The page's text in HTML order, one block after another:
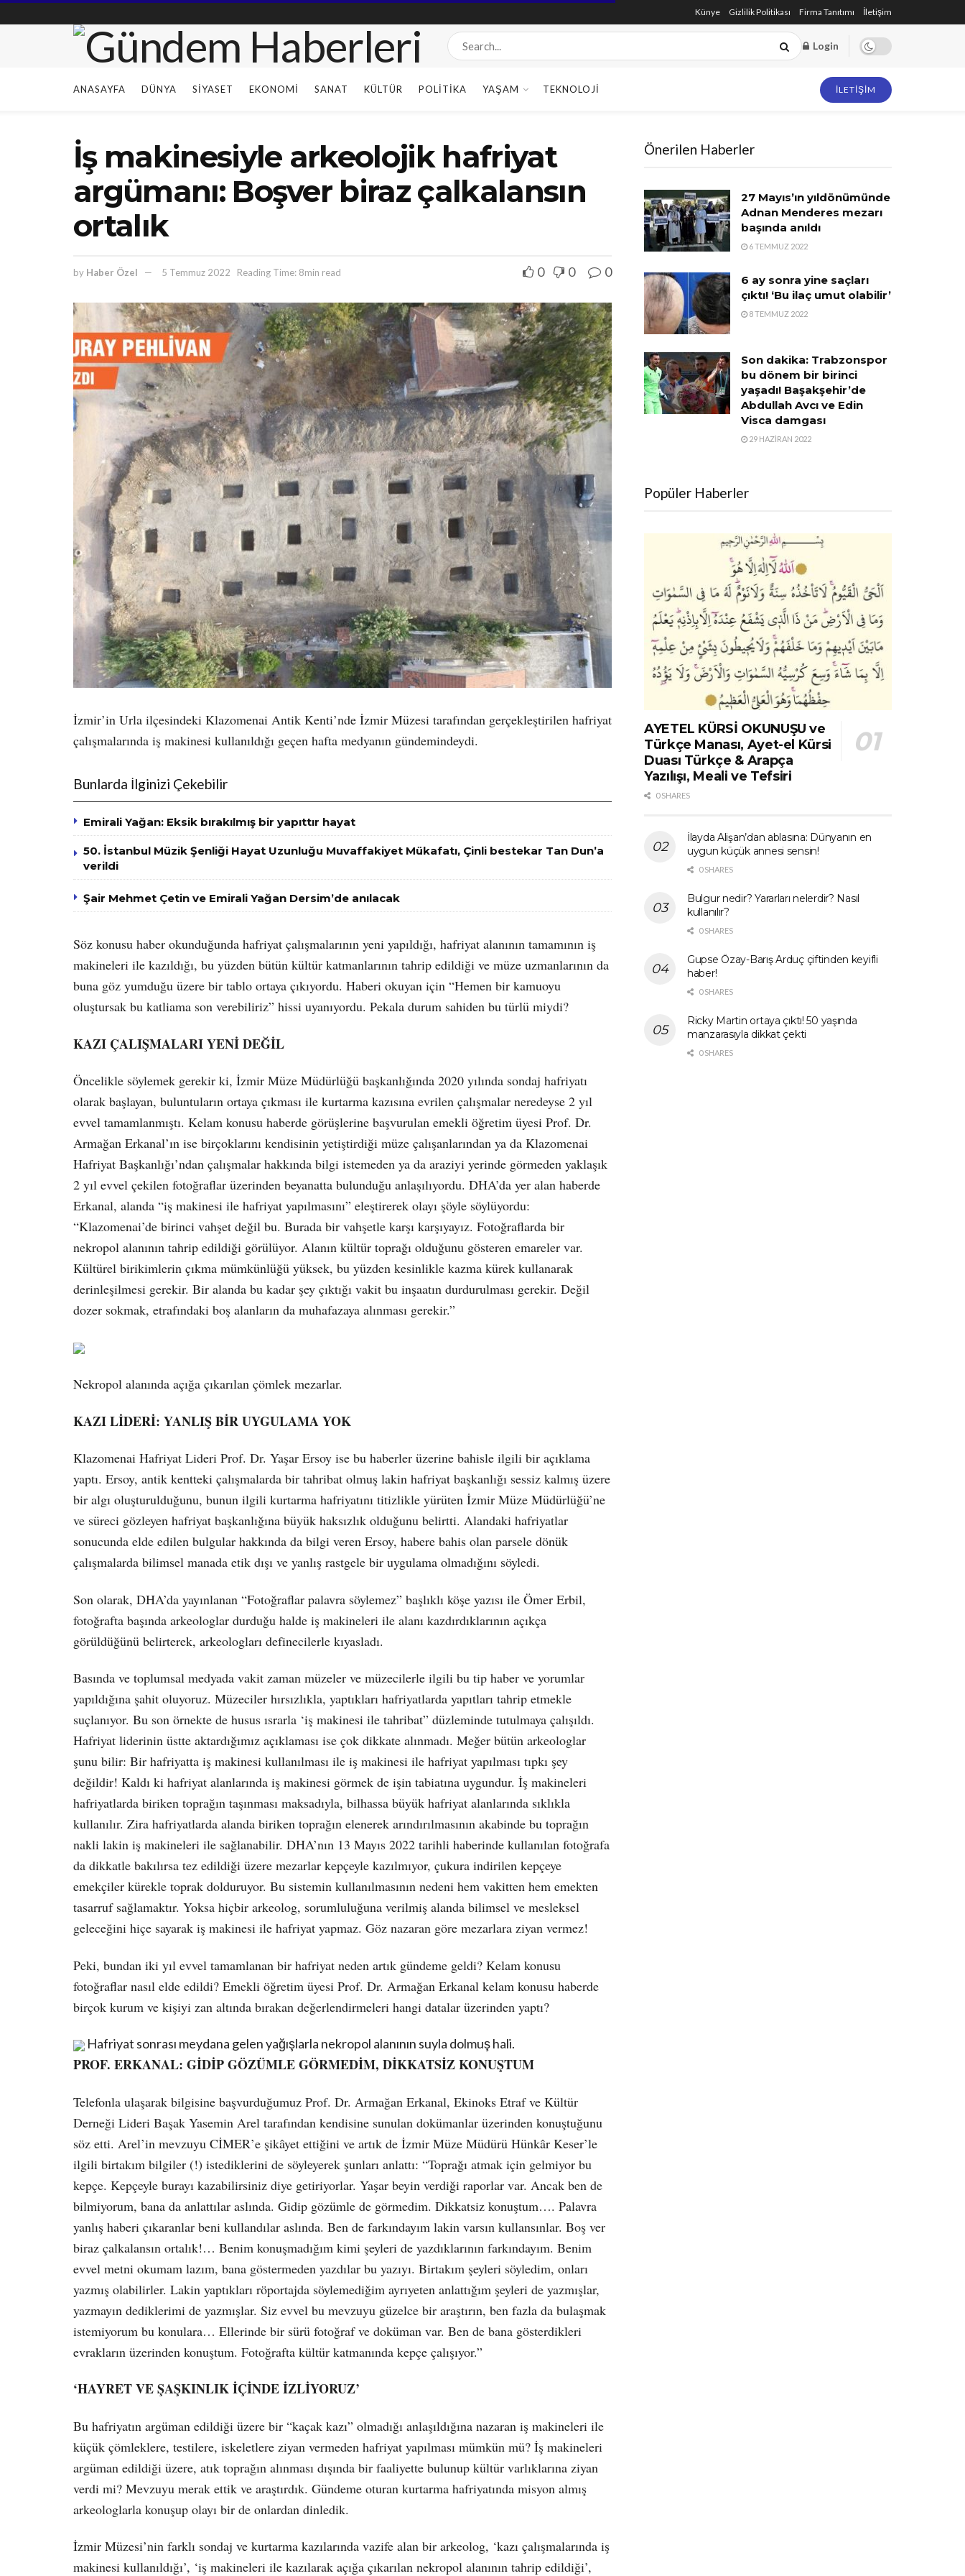
Künye Gizlilik Politikası Firma Tanıtımı İletişim
Login
ANASAYFA DÜNYA SIYASET EKONOMI SANAT KÜLTÜR POLITIKA YAŞAM TEKNOLOJI İLETIŞIM
İş makinesiyle arkeolojik hafriyat
argümanı: Boşver biraz çalkalansın
ortalık
by Haber Özel 5 Temmuz 2022 Reading Time: 8min read 0 0 0
İzmir’in Urla ilçesindeki Klazomenai Antik Kenti’nde İzmir Müzesi tarafından gerçekleştirilen hafriyat
çalışmalarında iş makinesi kullanıldığı geçen hafta medyanın gündemindeydi.
Bunlarda İlginizi Çekebilir
Emirali Yağan: Eksik bırakılmış bir yapıttır hayat
50. İstanbul Müzik Şenliği Hayat Uzunluğu Muvaffakiyet Mükafatı, Çinli bestekar Tan Dun’a
verildi
Şair Mehmet Çetin ve Emirali Yağan Dersim’de anılacak
Söz konusu haber okunduğunda hafriyat çalışmalarının yeni yapıldığı, hafriyat alanının tamamının iş
makineleri ile kazıldığı, bu yüzden bütün kültür katmanlarının tahrip edildiği ve müze uzmanlarının da
buna göz yumduğu üzere bir tablo ortaya çıkıyordu. Haberi okuyan için “Hemen bir kamuoyu
oluştursak bu katliama son verebiliriz” hissi uyanıyordu. Pekala durum sahiden bu türlü miydi?
KAZI ÇALIŞMALARI YENİ DEĞİL
Öncelikle söylemek gerekir ki, İzmir Müze Müdürlüğü başkanlığında 2020 yılında sondaj hafriyatı
olarak başlayan, buluntuların ortaya çıkması ile kurtarma kazısına evrilen çalışmalar neredeyse 2 yıl
evvel tamamlanmıştı. Kelam konusu haberde görüşlerine başvurulan emekli öğretim üyesi Prof. Dr.
Armağan Erkanal’ın ise birçoklarını kendisinin yetiştirdiği müze çalışanlarından ya da Klazomenai
Hafriyat Başkanlığı’ndan çalışmalar hakkında bilgi istemeden ya da araziyi yerinde görmeden yaklaşık
2 yıl evvel çekilen fotoğraflar üzerinden beyanatta bulunduğu anlaşılıyordu. DHA’da yer alan haberde
Erkanal, alanda “iş makinesi ile hafriyat yapılmasını” eleştirerek olayı şöyle söylüyordu:
“Klazomenai’de birinci vahşet değil bu. Burada bir vahşetle karşı karşıyayız. Fotoğraflarda bir
nekropol alanının tahrip edildiği görülüyor. Alanın kültür toprağı olduğunu gösteren emareler var.
Kültürel birikimlerin çıkma mümkünlüğü yüksek, bu yüzden kesinlikle kazma kürek kullanarak
derinleşilmesi gerekir. Bir alanda bu kadar şey çıktığı vakit bu inşaatın durdurulması gerekir. Değil
dozer sokmak, etrafındaki boş alanların da muhafazaya alınması gerekir.”
Nekropol alanında açığa çıkarılan çömlek mezarlar.
KAZI LİDERİ: YANLIŞ BİR UYGULAMA YOK
Klazomenai Hafriyat Lideri Prof. Dr. Yaşar Ersoy ise bu haberler üzerine bahisle ilgili bir açıklama
yaptı. Ersoy, antik kentteki çalışmalarda bir tahribat olmuş lakin hafriyat başkanlığı sessiz kalmış üzere
bir algı oluşturulduğunu, bunun ilgili kurtarma hafriyatını titizlikle yürüten İzmir Müze Müdürlüğü’ne
ve süreci gözleyen hafriyat başkanlığına büyük haksızlık olduğunu belirtti. Alandaki hafriyatlar
sonucunda elde edilen bulgular hakkında da bilgi veren Ersoy, habere bahis olan parsele dönük
çalışmalarda bilimsel manada etik dışı ve yanlış rastgele bir uygulama olmadığını söyledi.
Son olarak, DHA’da yayınlanan “Fotoğraflar palavra söylemez” başlıklı köşe yazısı ile Ömer Erbil,
fotoğrafta başında arkeologlar durduğu halde iş makineleri ile alanı kazdırdıklarının açıkça
görüldüğünü belirterek, arkeologları definecilerle kıyasladı.
Basında ve toplumsal medyada vakit zaman müzeler ve müzecilerle ilgili bu tip haber ve yorumlar
yapıldığına şahit oluyoruz. Müzeciler hırsızlıkla, yaptıkları hafriyatlarda yapıtları tahrip etmekle
suçlanıyor. Bu son örnekte de husus ısrarla ‘iş makinesi ile tahribat” düzleminde tutulmaya çalışıldı.
Hafriyat liderinin üstte aktardığımız açıklaması ise çok dikkate alınmadı. Meğer bütün arkeologlar
şunu bilir: Bir hafriyatta iş makinesi kullanılması ile iş makinesi ile hafriyat yapılması tıpkı şey
değildir! Kaldı ki hafriyat alanlarında iş makinesi görmek de işin tabiatına uygundur. İş makineleri
hafriyatlarda biriken toprağın taşınması maksadıyla, bilhassa büyük hafriyat alanlarında sıklıkla
kullanılır. Zira hafriyatlarda alanda biriken toprağın elenerek arındırılmasının akabinde bu toprağın
nakli lakin iş makineleri ile sağlanabilir. DHA’nın 13 Mayıs 2022 tarihli haberinde kullanılan fotoğrafa
da dikkatle bakılırsa tez edildiği üzere mezarlar kepçeyle kazılmıyor, çukura indirilen kepçeye
emekçiler kürekle toprak dolduruyor. Bu sistemin kullanılmasının nedeni hem vakitten hem emekten
tasarruf sağlamaktır. Yoksa hiçbir arkeolog, sorumluluğuna verilmiş alanda bilimsel ve mesleksel
geleceğini hiçe sayarak iş makinesi ile hafriyat yapmaz. Göz nazaran göre mezarlara ziyan vermez!
Peki, bundan iki yıl evvel tamamlanan bir hafriyat neden artık gündeme geldi? Kelam konusu
fotoğraflar nasıl elde edildi? Emekli öğretim üyesi Prof. Dr. Armağan Erkanal kelam konusu haberde
birçok kurum ve kişiyi zan altında bırakan değerlendirmeleri hangi datalar üzerinden yaptı?
Hafriyat sonrası meydana gelen yağışlarla nekropol alanının suyla dolmuş hali.
PROF. ERKANAL: GİDİP GÖZÜMLE GÖRMEDİM, DİKKATSİZ KONUŞTUM
Telefonla ulaşarak bilgisine başvurduğumuz Prof. Dr. Armağan Erkanal, Ekinoks Etraf ve Kültür
Derneği Lideri Başak Yasemin Arel tarafından kendisine sunulan dokümanlar üzerinden konuştuğunu
söz etti. Arel’in mevzuyu CİMER’e şikâyet ettiğini ve artık de İzmir Müze Müdürü Hünkâr Keser’le
ilgili birtakım bilgiler (!) istediklerini de söyleyerek şunları anlattı: “Toprağı atmak için gelmiyor bu
kepçe. Kepçeyle burayı kazabilirsiniz diye getiriyorlar. Yaşar beyin verdiği raporlar var. Ancak ben de
bilmiyorum, bana da anlattılar aslında. Gidip gözümle de görmedim. Dikkatsiz konuştum…. Palavra
yanlış haberi çıkaranlar beni kullandılar aslında. Ben de farkındayım lakin varsın kullansınlar. Boş ver
biraz çalkalansın ortalık!… Benim konuşmadığım kimi şeyleri de yazdıklarının farkındayım. Benim
evvel metni okumam lazım, bana göstermeden yazdılar bu yazıyı. Birtakım şeyleri söyledim, onları
yazmış olabilirler. Lakin yaptıkları röportajda söylemediğim ayrıyeten anlattığım şeyleri de yazmışlar,
yazmayın dediklerimi de yazmışlar. Siz evvel bu mevzuyu güzelce bir araştırın, ben fazla da bulaşmak
istemiyorum bu konulara… Ellerinde bir sürü fotoğraf ve doküman var. Ben de bana gösterdikleri
evrakların üzerinden konuştum. Fotoğrafta kültür katmanında kepçe çalışıyor.”
‘HAYRET VE ŞAŞKINLIK İÇİNDE İZLİYORUZ’
Bu hafriyatın argüman edildiği üzere bir “kaçak kazı” olmadığı anlaşıldığına nazaran iş makineleri ile
küçük çömleklere, testilere, iskeletlere ziyan vermeden hafriyat yapılması mümkün mü? İş makineleri
argüman edildiği üzere, atık toprağın alınması dışında bir faaliyette bulunup kültür varlıklarına ziyan
verdi mi? Mevzuyu merak ettik ve araştırdık. Gündeme oturan kurtarma hafriyatında misyon almış
arkeologlarla konuşup olayı bir de onlardan dinledik.
İzmir Müzesi’nin farklı sondaj ve kurtarma kazılarında vazife alan bir arkeolog, ‘kazı çalışmalarında iş
makinesi kullanıldığı’, ‘iş makineleri ile kazılarak açığa çıkarılan nekropol alanının tahrip edildiği’,
Önerilen Haberler
27 Mayıs’ın yıldönümünde
Adnan Menderes mezarı
başında anıldı
6 TEMMUZ 2022
6 ay sonra yine saçları
çıktı! ‘Bu ilaç umut olabilir’
8 TEMMUZ 2022
Son dakika: Trabzonspor
bu dönem bir birinci
yaşadı! Başakşehir’de
Abdullah Avcı ve Edin
Visca damgası
29 HAZIRAN 2022
Popüler Haberler
AYETEL KÜRSİ OKUNUŞU ve
Türkçe Manası, Ayet-el Kürsi
Duası Türkçe & Arapça
Yazılışı, Meali ve Tefsiri
0 SHARES
İlayda Alişan’dan ablasına: Dünyanın en
uygun küçük annesi sensin!
0 SHARES
Bulgur nedir? Yararları nelerdir? Nasıl
kullanılır?
0 SHARES
Gupse Özay-Barış Arduç çiftinden keyifli
haber!
0 SHARES
Ricky Martin ortaya çıktı! 50 yaşında
manzarasıyla dikkat çekti
0 SHARES